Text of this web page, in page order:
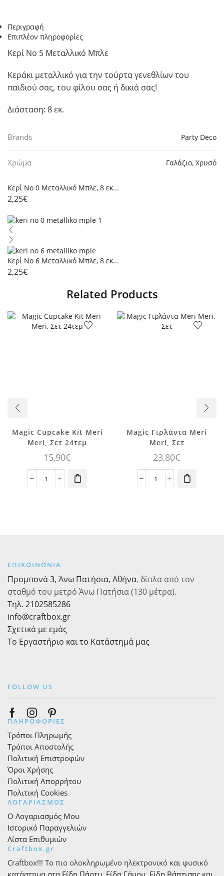
Περιγραφή
Επιπλέον πληροφορίες
Κερί Νο 5 Μεταλλικό Μπλε
Κεράκι μεταλλικό για την τούρτα γενεθλίων του
παιδιού σας, του φίλου σας ή δικιά σας!
Διάσταση: 8 εκ.
Brands Party Deco
Χρώμα Γαλάζιο, Χρυσό
Κερί Νο 0 Μεταλλικό Μπλε, 8 εκ...
2,25€
Κερί Νο 6 Μεταλλικό Μπλε, 8 εκ...
2,25€
Related Products
Magic Cupcake Kit Meri
Meri, Σετ 24τεμ
15,90€
Magic
Magic Γιρλάντα Meri
Meri, Σετ
23,80€
Magic
ΕΠΙΚΟΙΝΩΝΙΑ
Προμπονά 3, Άνω Πατήσια, Αθήνα, δίπλα από τον
σταθμό του μετρό Άνω Πατήσια (130 μέτρα).
Τηλ. 2102585286
info@craftbox.gr
Σχετικά με εμάς
Το Εργαστήριο και το Κατάστημά μας
FOLLOW US
Facebook
Instagram
Pinterest
ΠΛΗΡΟΦΟΡΙΕΣ
Τρόποι Πληρωμής
Τρόποι Αποστολής
Πολιτική Επιστροφών
Όροι Χρήσης
Πολιτική Απορρήτου
Πολιτική Cookies
ΛΟΓΑΡΙΑΣΜΟΣ
Ο Λογαριασμός Μου
Ιστορικό Παραγγελιών
Λίστα Επιθυμιών
Craftbox.gr
Craftbox!!! Το πιο ολοκληρωμένο ηλεκτρονικό και φυσικό